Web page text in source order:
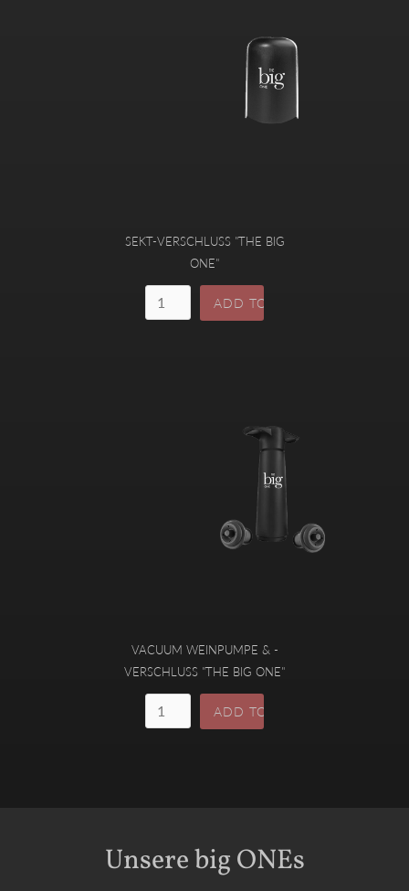
SEKT-VERSCHLUSS "THE BIG
ONE"
VACUUM WEINPUMPE & -
VERSCHLUSS "THE BIG ONE"
Unsere big ONEs